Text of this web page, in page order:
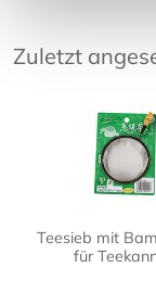
Zuletzt
Teesieb mit
für